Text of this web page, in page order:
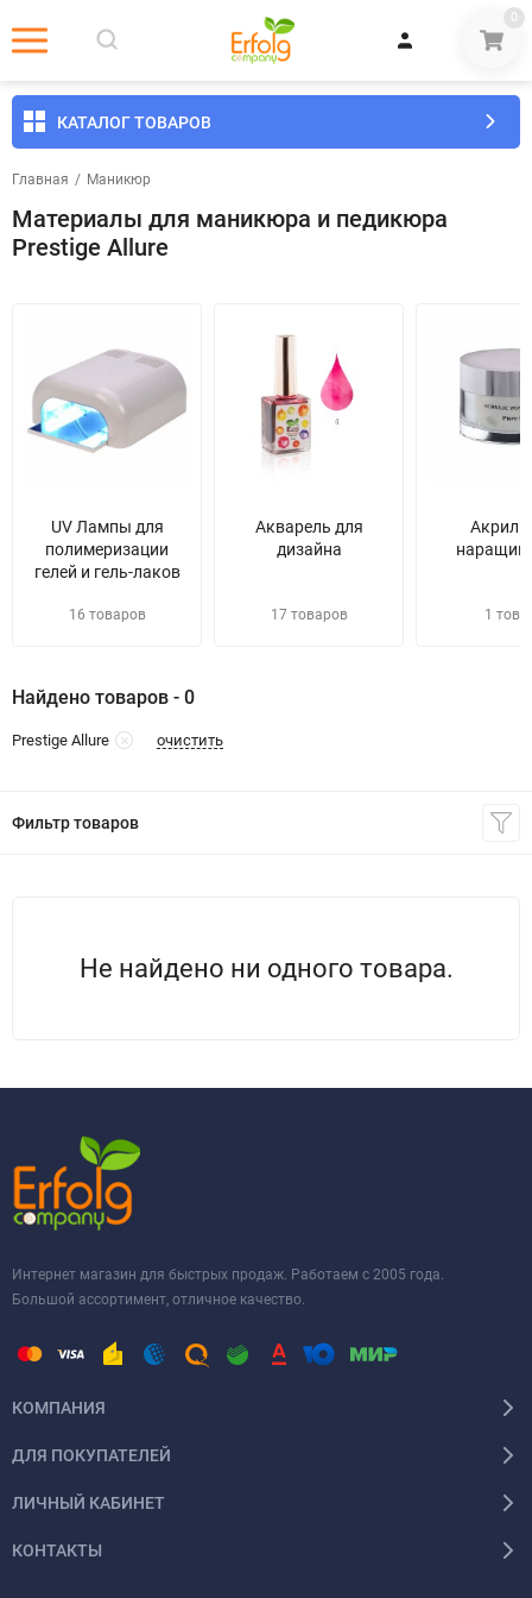
0
КАТАЛОГ ТОВАРОВ
Главная / Маникюр
Материалы для маникюра и педикюра
Prestige Allure
UV Лампы для
полимеризации
гелей и гель-лаков
16 товаров
Акварель для
дизайна
17 товаров
Акрил
1
Найдено товаров - 0
Prestige Allure очистить
Фильтр товаров
Не найдено ни одного товара.
Интернет магазин для быстрых продаж. Работаем с 2005 года.
Большой ассортимент, отличное качество.
КОМПАНИЯ
ДЛЯ ПОКУПАТЕЛЕЙ
ЛИЧНЫЙ КАБИНЕТ
КОНТАКТЫ